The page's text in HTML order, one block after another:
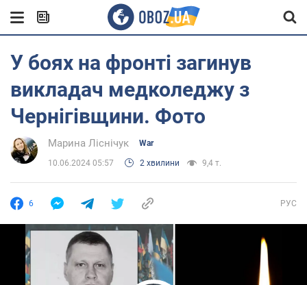
У боях на фронті загинув
викладач медколеджу з
Чернігівщини. Фото
Марина Ліснічук War
10.06.2024 05:57 2 хвилини 9,4 т.
6 РУС